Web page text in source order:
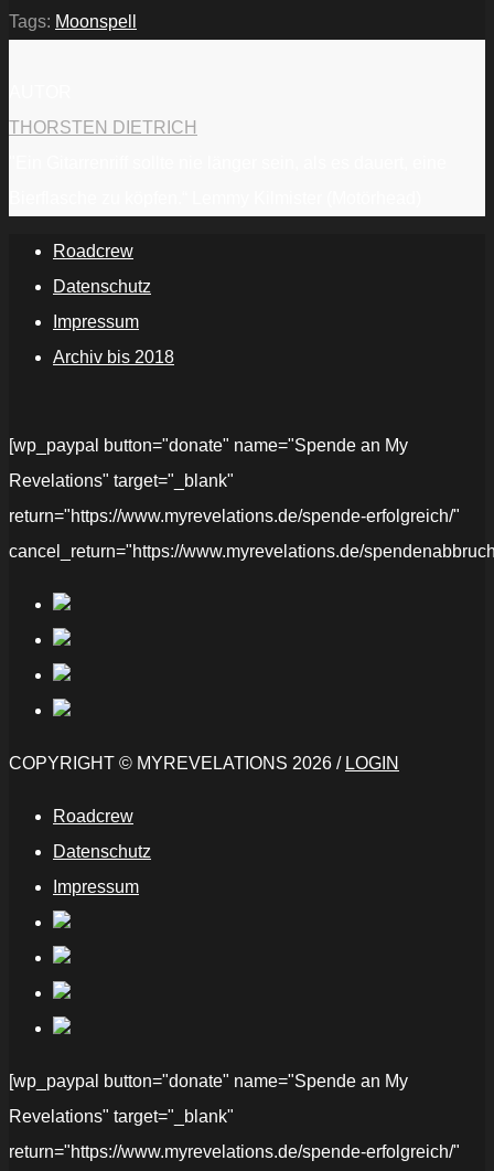
Tags: Moonspell
THORSTEN DIETRICH
Roadcrew
Datenschutz
Impressum
Archiv bis 2018
[wp_paypal button="donate" name="Spende an My
Revelations" target="_blank"
return="https://www.myrevelations.de/spende-erfolgreich/"
cancel_return="https://www.myrevelations.de/
COPYRIGHT © MYREVELATIONS 2026 / LOGIN
Roadcrew
Datenschutz
Impressum
[wp_paypal button="donate" name="Spende an My
Revelations" target="_blank"
return="https://www.myrevelations.de/spende-erfolgreich/"